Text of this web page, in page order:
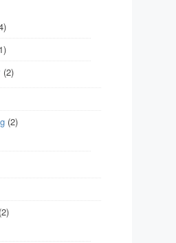
(2)
(2)
(2)